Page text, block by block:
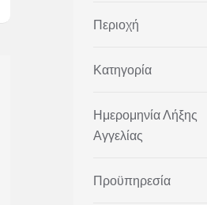
Περιοχή
Κατηγορία
Ημερομηνία Λήξης
Αγγελίας
Προϋπηρεσία